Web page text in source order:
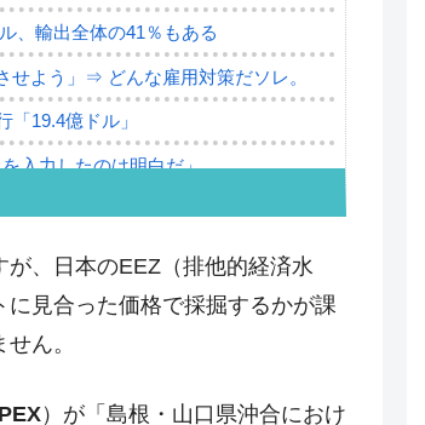
、輸出全体の41％もある
せよう」⇒ どんな雇用対策だソレ。
「19.4億ドル」
入力したのは明白だ」
ドル入手」手段ではないのか？
金の動きに強く左右される状態
、日本のEEZ（排他的経済水
見合った価格で採掘するかが課
ん。
）が「島根・山口県沖合におけ